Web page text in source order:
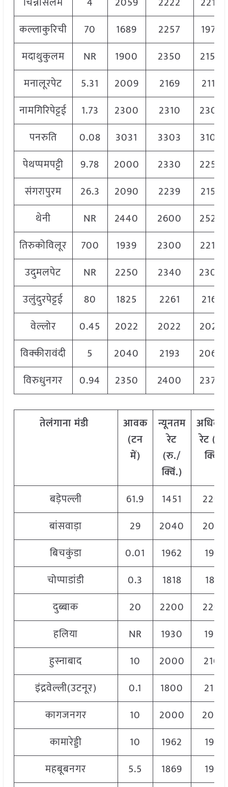
कल्लाकुरिची
70 1689 2257
1973
मदाथुकुलम
NR 1900 2350
2150
मनालूरपेट
5.31 2009 2169
2119
नामगिरिपेट्टई
1.73 2300 2310
2305
पनरुति
0.08 3031 3303
3103
पेथप्पमपट्टी
9.78 2000 2330
2250
संगरापुरम
26.3 2090 2239
2154
थेनी
NR 2440 2600
2520
तिरुकोविलूर
700 1939 2300
2210
उदुमलपेट
NR 2250 2340
2300
उलुंदुरपेट्टई
80 1825 2261
2161
वेल्लोर
0.45 2022 2022
2022
विक्कीरावंदी
5 2040 2193
2060
विरुधुनगर
0.94 2350 2400 2370
तेलंगानामंडी
आवक
(टन
में)
न्यूनतम
रेट
(रु./
क्विं.)
रेट
क्विं.)
बड़ेपल्ली 61.9 1451
2200
बांसवाड़ा
29 2040
2040
बिचकुंडा
0.01 1962
1962
चोप्पाडांडी
0.3 1818
1818
दुब्बाक
20 2200
2200
हलिया
NR 1930
1930
हुस्नाबाद
10 2000
2100
इंद्रवेल्ली(उटनूर)
0.1 1800
2150
कागजनगर
10 2000
2000
कामारेड्डी
10 1962
1962
महबूबनगर
5.5 1869
1967